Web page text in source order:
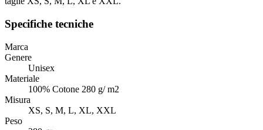
Specifiche tecniche
Marca
Genere
Unisex
Materiale
100% Cotone 280 g/ m2
Misura
XS, S, M, L, XL, XXL
Peso